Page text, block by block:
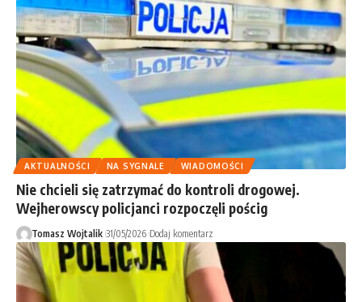
AKTUALNOŚCI NA SYGNALE WIADOMOŚCI
Nie chcieli się zatrzymać do kontroli drogowej.
Wejherowscy policjanci rozpoczęli pościg
Tomasz Wojtalik 31/05/2026 Dodaj komentarz